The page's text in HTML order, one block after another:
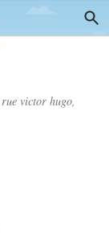
rue victor hugo,